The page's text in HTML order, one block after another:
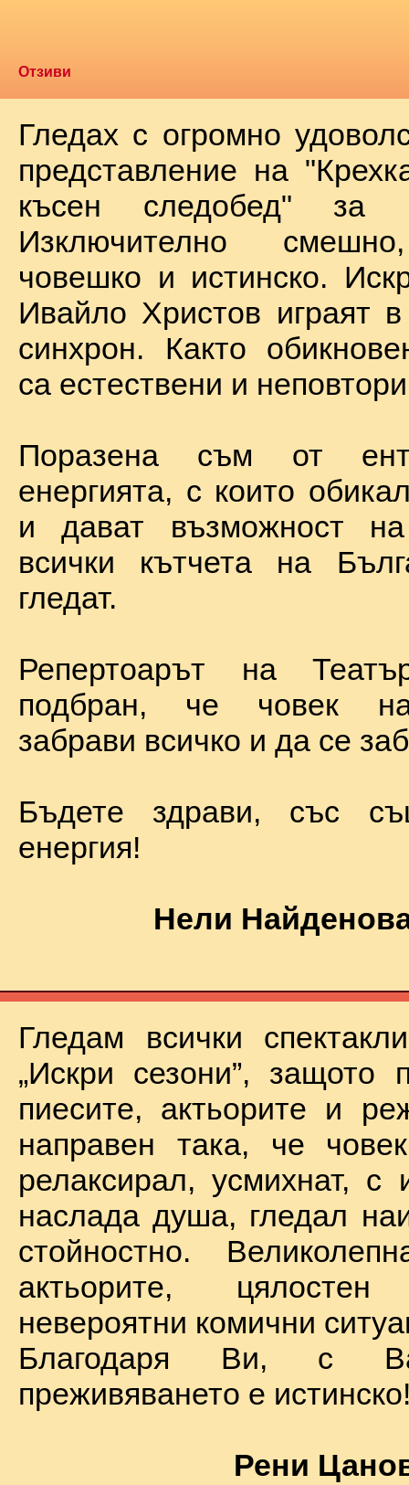
Отзиви
Гледах с огромно
представление на
късен следобед" за
Изключително
човешко и истинско.
Ивайло Христов играят
синхрон. Както
са естествени и
Поразена съм от
енергията, с които
и дават възможност
всички кътчета на
гледат.
Репертоарът на
подбран, че човек
забрави всичко и да се
Бъдете здрави, със
енергия!
Нели
Гледам всички
„Искри сезони”, защото
пиесите, актьорите и
направен така, че
релаксирал, усмихнат, с
наслада душа, гледал
стойностно.
актьорите, цялостен
невероятни комични
Благодаря Ви, с
преживяването е
Рени